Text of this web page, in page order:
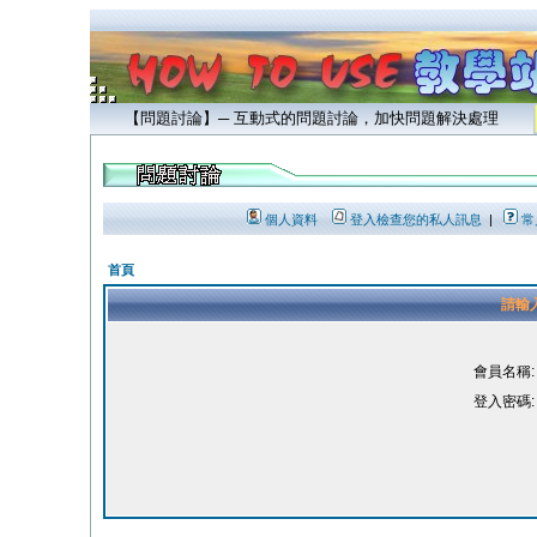
【問題討論】─ 互動式的問題討論，加快問題解決處理
個人資料 登入檢查您的私人訊息| 常
首頁
請輸
會員名稱:
登入密碼: